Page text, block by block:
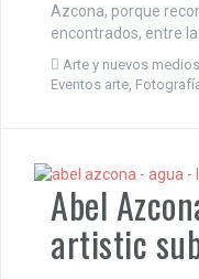
Azcona, porque
encontrados, entre
Arte y nuevos medios
Eventos arte
Abel
artistic